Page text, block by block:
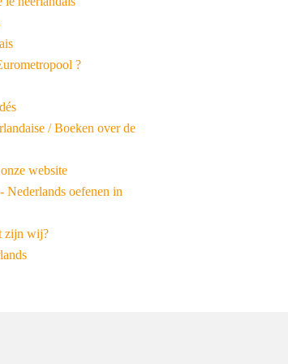
?
/ Boeken over de
website
Nederlands oefenen in
zijn wij?